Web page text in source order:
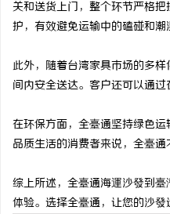
关和送货上门，整个环节严格
护，有效避免运输中的磕碰和潮
此外，随着台湾家具市场的多
间内安全送达。客户还可以通
在环保方面，全臺通坚持绿色
品质生活的消费者来说，全臺
综上所述，全臺通海運沙發到
体验。选择全臺通，让您的沙